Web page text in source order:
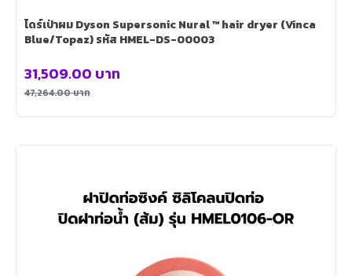
ไดร์เป่าผม Dyson Supersonic Nural ™ hair dryer (Vinca
Blue/Topaz) รหัส HMEL-DS-00003
47,264.00บาท
31,509.00 บาท